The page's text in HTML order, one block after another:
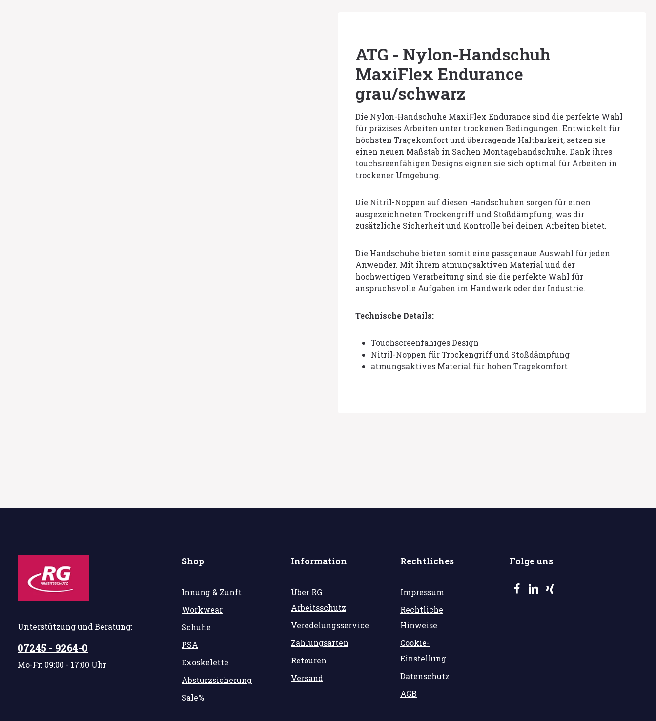
ATG - Nylon-Handschuh
MaxiFlex Endurance
grau/schwarz
Die Nylon-Handschuhe MaxiFlex Endurance sind die perfekte Wahl
für präzises Arbeiten unter trockenen Bedingungen. Entwickelt für
höchsten Tragekomfort und überragende Haltbarkeit, setzen sie
einen neuen Maßstab in Sachen Montagehandschuhe. Dank ihres
touchsreenfähigen Designs eignen sie sich optimal für Arbeiten in
trockener Umgebung.
Die Nitril-Noppen auf diesen Handschuhen sorgen für einen
ausgezeichneten Trockengriff und Stoßdämpfung, was dir
zusätzliche Sicherheit und Kontrolle bei deinen Arbeiten bietet.
Die Handschuhe bieten somit eine passgenaue Auswahl für jeden
Anwender. Mit ihrem atmungsaktiven Material und der
hochwertigen Verarbeitung sind sie die perfekte Wahl für
anspruchsvolle Aufgaben im Handwerk oder der Industrie.
Technische Details:
Touchscreenfähiges Design
Nitril-Noppen für Trockengriff und Stoßdämpfung
atmungsaktives Material für hohen Tragekomfort
Unterstützung und Beratung:
07245 - 9264-0
Mo-Fr: 09:00 - 17:00 Uhr
Shop
Innung & Zunft
Workwear
Schuhe
PSA
Exoskelette
Absturzsicherung
Sale%
Information
Über RG
Arbeitsschutz
Veredelungsservice
Zahlungsarten
Retouren
Versand
Rechtliches
Impressum
Rechtliche
Hinweise
Cookie-
Einstellung
Datenschutz
AGB
Folge uns